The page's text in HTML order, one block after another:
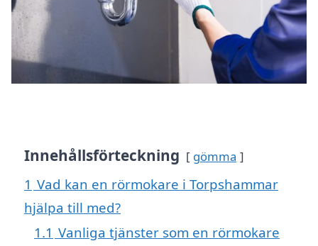
Innehållsförteckning gömma
1 Vad kan en rörmokare i Torpshammar
hjälpa till med?
1.1 Vanliga tjänster som en rörmokare